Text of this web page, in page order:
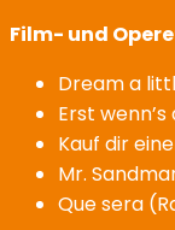
Film- und
Dream a
Erst
Kauf dir
Mr.
Que sera